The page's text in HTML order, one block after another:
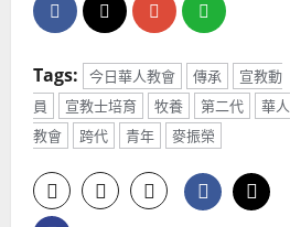
Tags: 今日華人教會 傳承
宣教動
員
宣教士培育 牧養 第二代
華人
教會
跨代 青年 麥振榮